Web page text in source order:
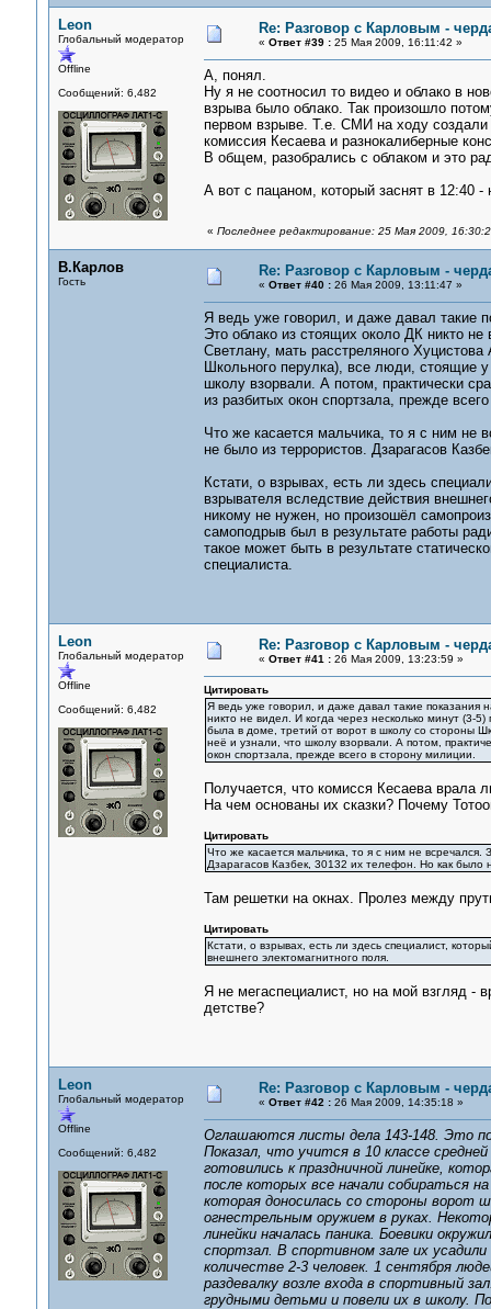
Leon
Глобальный модератор
Offline
Сообщений: 6,482
Re: Разговор с Карловым -
« Ответ #39 :25 Мая 2009, 16:11:42 »
А, понял.
Ну я не соотносил то видео и облако в
взрыва было облако. Так произошло
первом взрыве. Т.е. СМИ на ходу
комиссия Кесаева и разнокалиберные
В общем, разобрались с облаком и это
А вот с пацаном, который заснят в 12:40
« Последнее редактирование: 25 Мая 2009,
В.Карлов
Гость
Re: Разговор с Карловым -
« Ответ #40 :26 Мая 2009, 13:11:47 »
Я ведь уже говорил, и даже давал такие
Это облако из стоящих около ДК никто не
Светлану, мать расстреляного
Школьного перулка), все люди, стоящие
школу взорвали. А потом, практически
из разбитых окон спортзала, прежде
Что же касается мальчика, то я с ним не
не было из террористов. Дзарагасов
Кстати, о взрывах, есть ли здесь
взрывателя вследствие действия
никому не нужен, но произошёл
самоподрыв был в результате работы
такое может быть в результате
специалиста.
Leon
Глобальный модератор
Offline
Сообщений: 6,482
Re: Разговор с Карловым -
« Ответ #41 :26 Мая 2009, 13:23:59 »
Цитировать
Я ведь уже говорил, и даже давал такие показания
никто не видел. И когда через несколько минут (3-
была в доме, третий от ворот в школу со стороны
неё и узнали, что школу взорвали. А потом,
окон спортзала, прежде всего в сторону милиции.
Получается, что комисся Кесаева врала
На чем основаны их сказки? Почему
Цитировать
Что же касается мальчика, то я с ним не
Дзарагасов Казбек, 30132 их телефон. Но как было
Там решетки на окнах. Пролез между
Цитировать
Кстати, о взрывах, есть ли здесь специалист,
внешнего электомагнитного поля.
Я не мегаспециалист, но на мой взгляд -
детстве?
Leon
Глобальный модератор
Offline
Сообщений: 6,482
Re: Разговор с Карловым -
« Ответ #42 :26 Мая 2009, 14:35:18 »
Оглашаются листы дела 143-148. Это
Показал, что учится в 10 классе
готовились к праздничной линейке,
после которых все начали собираться
которая доносилась со стороны ворот
огнестрельным оружием в руках.
линейки началась паника. Боевики
спортзал. В спортивном зале их
количестве 2-3 человек. 1 сентября
раздевалку возле входа в спортивный
грудными детьми и повели их в школу.